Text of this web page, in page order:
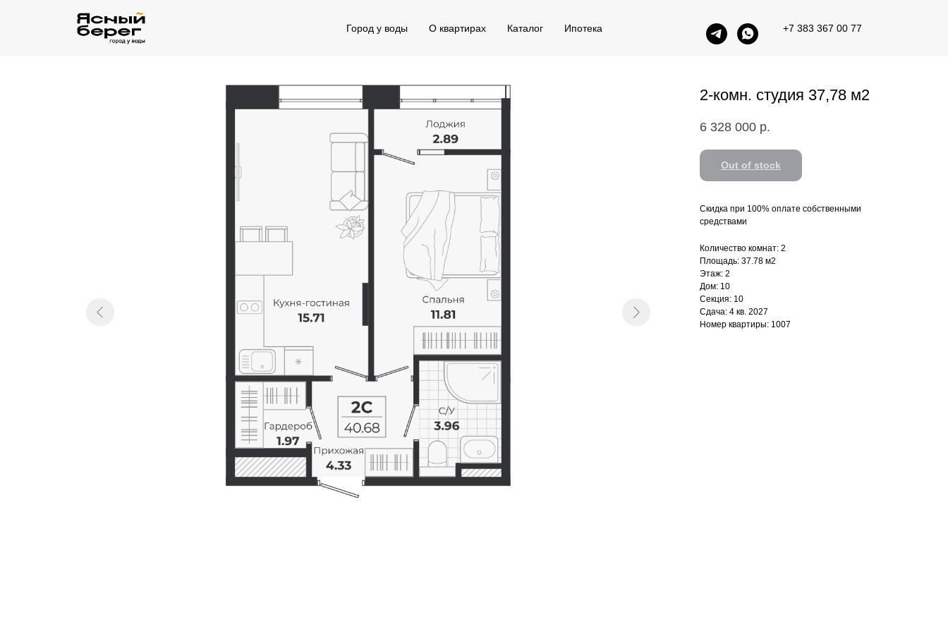
Город у воды О квартирах Каталог Ипотека +7 383 367 00 77
2-комн. студия 37,78 м2
6 328 000 р.
Out of stock
Скидка при 100% оплате собственными
средствами
Количество комнат: 2
Площадь: 37.78 м2
Этаж: 2
Дом: 10
Секция: 10
Сдача: 4 кв. 2027
Номер квартиры: 1007